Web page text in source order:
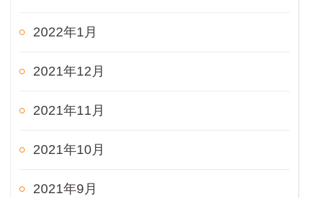
2022年1月
2021年12月
2021年11月
2021年10月
2021年9月